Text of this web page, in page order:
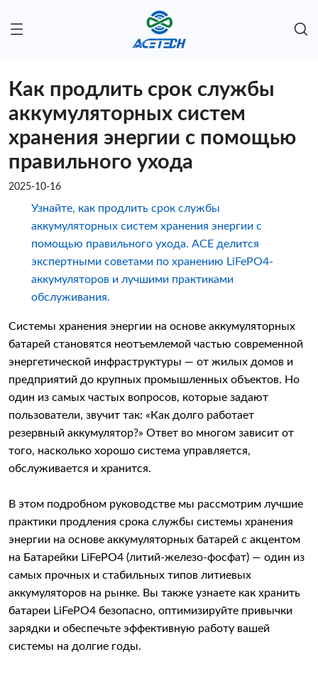
Как продлить срок службы
аккумуляторных систем
хранения энергии с помощью
правильного ухода
2025-10-16
Узнайте, как продлить срок службы
аккумуляторных систем хранения энергии с
помощью правильного ухода. ACE делится
экспертными советами по хранению LiFePO4-
аккумуляторов и лучшими практиками
обслуживания.
Системы хранения энергии на основе аккумуляторных
батарей становятся неотъемлемой частью современной
энергетической инфраструктуры — от жилых домов и
предприятий до крупных промышленных объектов. Но
один из самых частых вопросов, которые задают
пользователи, звучит так: «Как долго работает
резервный аккумулятор?» Ответ во многом зависит от
того, насколько хорошо система управляется,
обслуживается и хранится.
В этом подробном руководстве мы рассмотрим лучшие
практики продления срока службы системы хранения
энергии на основе аккумуляторных батарей с акцентом
на Батарейки LiFePO4 (литий-железо-фосфат) — один из
самых прочных и стабильных типов литиевых
аккумуляторов на рынке. Вы также узнаете как хранить
батареи LiFePO4 безопасно, оптимизируйте привычки
зарядки и обеспечьте эффективную работу вашей
системы на долгие годы.